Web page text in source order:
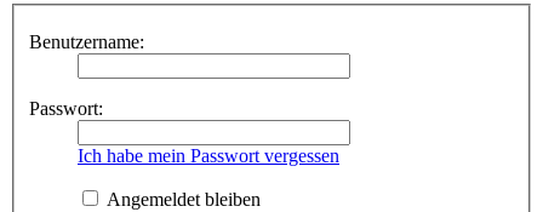
Benutzername:
Passwort:
Ich habe mein Passwort vergessen
Angemeldet bleiben